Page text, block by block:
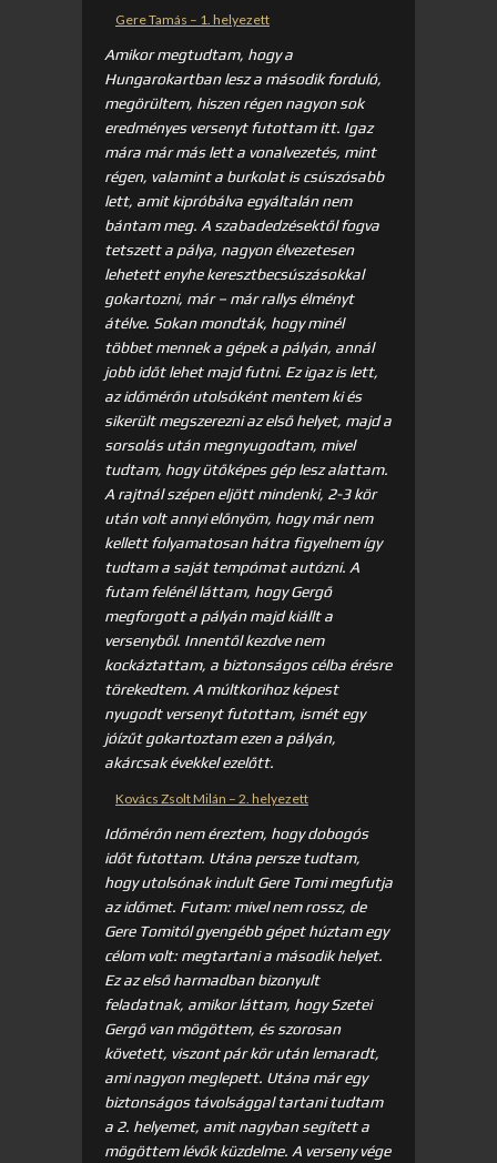
Gere Tamás – 1. helyezett
Amikor megtudtam, hogy a
Hungarokartban lesz a második forduló,
megörültem, hiszen régen nagyon sok
eredményes versenyt futottam itt. Igaz
mára már más lett a vonalvezetés, mint
régen, valamint a burkolat is csúszósabb
lett, amit kipróbálva egyáltalán nem
bántam meg. A szabadedzésektől fogva
tetszett a pálya, nagyon élvezetesen
lehetett enyhe keresztbecsúszásokkal
gokartozni, már – már rallys élményt
átélve. Sokan mondták, hogy minél
többet mennek a gépek a pályán, annál
jobb időt lehet majd futni. Ez igaz is lett,
az időmérőn utolsóként mentem ki és
sikerült megszerezni az első helyet, majd a
sorsolás után megnyugodtam, mivel
tudtam, hogy ütőképes gép lesz alattam.
A rajtnál szépen eljött mindenki, 2-3 kör
után volt annyi előnyöm, hogy már nem
kellett folyamatosan hátra figyelnem így
tudtam a saját tempómat autózni. A
futam felénél láttam, hogy Gergő
megforgott a pályán majd kiállt a
versenyből. Innentől kezdve nem
kockáztattam, a biztonságos célba érésre
törekedtem. A múltkorihoz képest
nyugodt versenyt futottam, ismét egy
jóízűt gokartoztam ezen a pályán,
akárcsak évekkel ezelőtt.
Kovács Zsolt Milán – 2. helyezett
Időmérőn nem éreztem, hogy dobogós
időt futottam. Utána persze tudtam,
hogy utolsónak indult Gere Tomi megfutja
az időmet. Futam: mivel nem rossz, de
Gere Tomitól gyengébb gépet húztam egy
célom volt: megtartani a második helyet.
Ez az első harmadban bizonyult
feladatnak, amikor láttam, hogy Szetei
Gergő van mögöttem, és szorosan
követett, viszont pár kör után lemaradt,
ami nagyon meglepett. Utána már egy
biztonságos távolsággal tartani tudtam
a 2. helyemet, amit nagyban segített a
mögöttem lévők küzdelme. A verseny vége